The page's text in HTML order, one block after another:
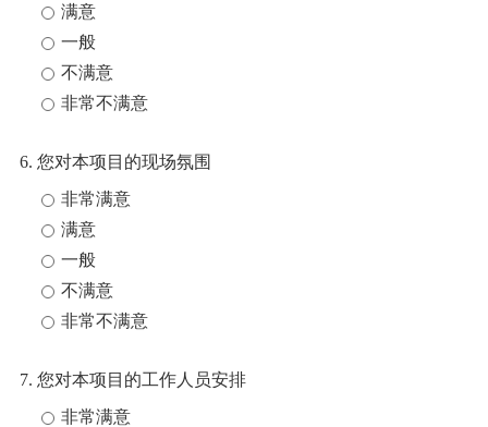
满意
一般
不满意
非常不满意
6. 您对本项目的现场氛围
非常满意
满意
一般
不满意
非常不满意
7. 您对本项目的工作人员安排
非常满意